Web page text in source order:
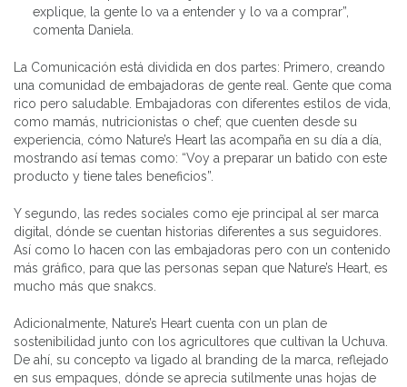
explique, la gente lo va a entender y lo va a comprar”,
comenta Daniela.
La Comunicación está dividida en dos partes: Primero, creando
una comunidad de embajadoras de gente real. Gente que coma
rico pero saludable. Embajadoras con diferentes estilos de vida,
como mamás, nutricionistas o chef; que cuenten desde su
experiencia, cómo Nature’s Heart las acompaña en su día a día,
mostrando así temas como: “Voy a preparar un batido con este
producto y tiene tales beneficios”.
Y segundo, las redes sociales como eje principal al ser marca
digital, dónde se cuentan historias diferentes a sus seguidores.
Así como lo hacen con las embajadoras pero con un contenido
más gráfico, para que las personas sepan que Nature’s Heart, es
mucho más que snakcs.
Adicionalmente, Nature’s Heart cuenta con un plan de
sostenibilidad junto con los agricultores que cultivan la Uchuva.
De ahí, su concepto va ligado al branding de la marca, reflejado
en sus empaques, dónde se aprecia sutilmente unas hojas de